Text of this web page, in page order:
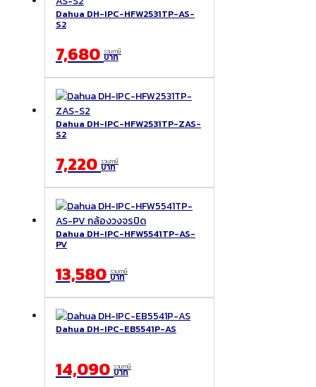
Dahua DH-IPC-HFW2531TP-AS-
S2
7,680 รวมภาษี
บาท
Dahua DH-IPC-HFW2531TP-ZAS-
S2
7,220 รวมภาษี
บาท
Dahua DH-IPC-HFW5541TP-AS-
PV
13,580 รวมภาษี
บาท
Dahua DH-IPC-EB5541P-AS
14,090 รวมภาษี
บาท